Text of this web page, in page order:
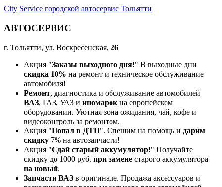
City Service городской автосервис Тольятти
АВТОСЕРВИС
г. Тольятти, ул. Воскресенская, 26
Акция "Заказы выходного дня!" В выходные дни
скидка 10% на ремонт и техническое обслуживание
автомобиля!
Ремонт, диагностика и обслуживание автомобилей
ВАЗ, ГАЗ, УАЗ и иномарокна европейском
оборудовании. Уютная зона ожидания, чай, кофе и
видеоконтроль за ремонтом.
Акция "Попал в ДТП". Спешим на помощь и дарим
скидку 7% на автозапчасти!
Акция "Сдай старый аккумулятор!" Получайте
скидку до 1000 руб. при замене старого аккумулятора
на новый.
Запчасти ВАЗ в оригинале. Продажа аксессуаров и